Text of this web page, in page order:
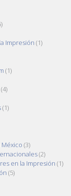
Impresión (1)
(1)
(4)
(1)
(3)
(2)
en la Impresión (1)
(5)